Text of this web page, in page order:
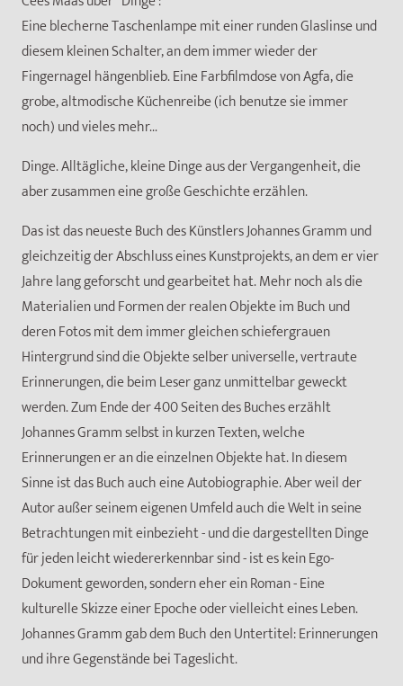
Eine blecherne Taschenlampe mit einer runden Glaslinse und
diesem kleinen Schalter, an dem immer wieder der
Fingernagel hängenblieb. Eine Farbfilmdose von Agfa, die
grobe, altmodische Küchenreibe (ich benutze sie immer
noch) und vieles mehr...
Dinge. Alltägliche, kleine Dinge aus der Vergangenheit, die
aber zusammen eine große Geschichte erzählen.
Das ist das neueste Buch des Künstlers Johannes Gramm und
gleichzeitig der Abschluss eines Kunstprojekts, an dem er vier
Jahre lang geforscht und gearbeitet hat. Mehr noch als die
Materialien und Formen der realen Objekte im Buch und
deren Fotos mit dem immer gleichen schiefergrauen
Hintergrund sind die Objekte selber universelle, vertraute
Erinnerungen, die beim Leser ganz unmittelbar geweckt
werden. Zum Ende der 400 Seiten des Buches erzählt
Johannes Gramm selbst in kurzen Texten, welche
Erinnerungen er an die einzelnen Objekte hat. In diesem
Sinne ist das Buch auch eine Autobiographie. Aber weil der
Autor außer seinem eigenen Umfeld auch die Welt in seine
Betrachtungen mit einbezieht - und die dargestellten Dinge
für jeden leicht wiedererkennbar sind - ist es kein Ego-
Dokument geworden, sondern eher ein Roman - Eine
kulturelle Skizze einer Epoche oder vielleicht eines Leben.
Johannes Gramm gab dem Buch den Untertitel: Erinnerungen
und ihre Gegenstände bei Tageslicht.